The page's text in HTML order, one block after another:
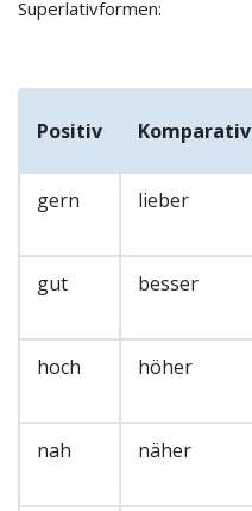
Superlativformen:
Positiv Komparativ
gern lieber
gut besser
hoch höher
nah näher